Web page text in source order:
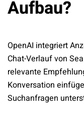
Aufbau?
OpenAI integriert
Chat-Verlauf von
relevante
Konversation
Suchanfragen